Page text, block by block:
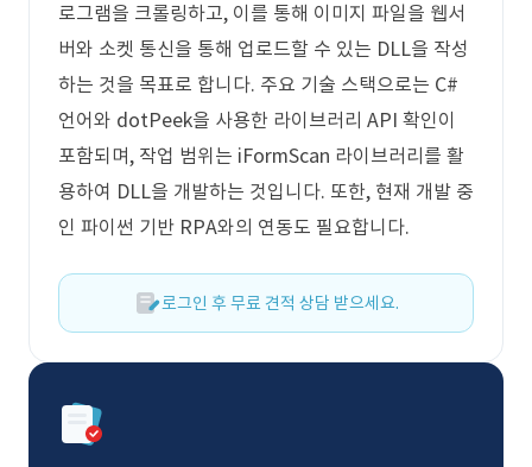
로그램을 크롤링하고, 이를 통해 이미지 파일을 웹서
버와 소켓 통신을 통해 업로드할 수 있는 DLL을 작성
하는 것을 목표로 합니다. 주요 기술 스택으로는 C#
언어와 dotPeek을 사용한 라이브러리 API 확인이
포함되며, 작업 범위는 iFormScan 라이브러리를 활
용하여 DLL을 개발하는 것입니다. 또한, 현재 개발 중
인 파이썬 기반 RPA와의 연동도 필요합니다.
로그인 후 무료 견적 상담 받으세요.